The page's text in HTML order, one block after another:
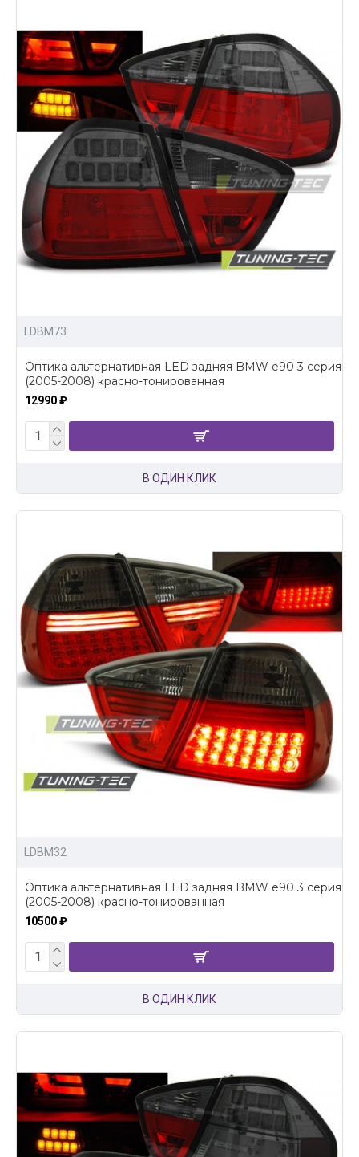
LDBM73
Оптика альтернативная LED задняя BMW e90 3 серия
(2005-2008) красно-тонированная
12990 ₽
В ОДИН КЛИК
LDBM32
Оптика альтернативная LED задняя BMW e90 3 серия
(2005-2008) красно-тонированная
10500 ₽
В ОДИН КЛИК